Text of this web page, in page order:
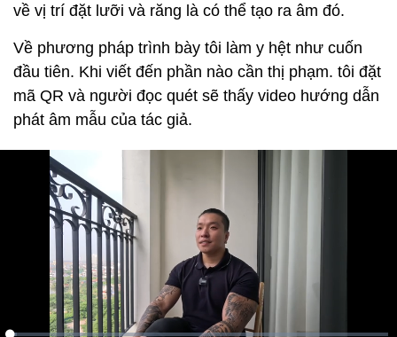
về vị trí đặt lưỡi và răng là có thể tạo ra âm đó.
Về phương pháp trình bày tôi làm y hệt như cuốn
đầu tiên. Khi viết đến phần nào cần thị phạm. tôi đặt
mã QR và người đọc quét sẽ thấy video hướng dẫn
phát âm mẫu của tác giả.